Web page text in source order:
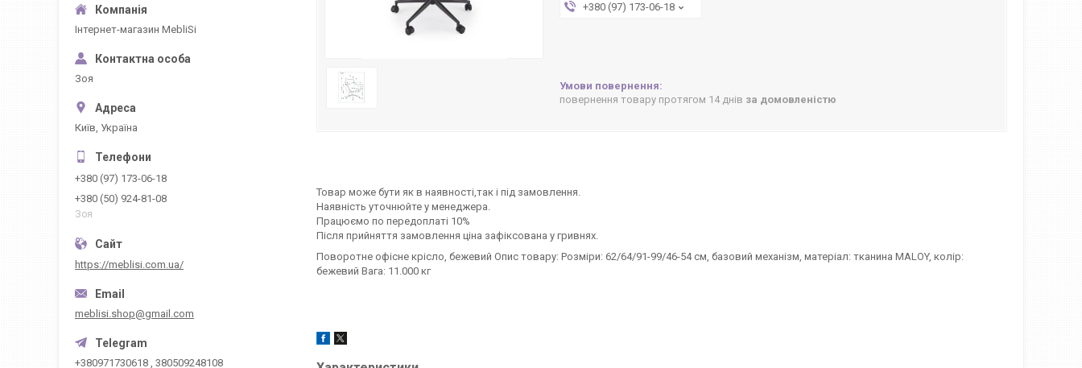
+380 (97) 173-06-18
повернення товару протягом 14 днів за домовленістю
Товар може бути як в наявності,так і під замовлення.
Наявність уточнюйте у менеджера.
Працюємо по передоплаті 10%
Після прийняття замовлення ціна зафіксована у гривнях.
Поворотне офісне крісло, бежевий Опис товару: Розміри: 62/64/91-99/46-54 см, базовий механізм, матеріал: тканина MALOY, колір:
бежевий Вага: 11.000 кг
Інтернет-магазин MebliSi
Зоя
Київ, Україна
+380 (97) 173-06-18
+380 (50) 924-81-08
Зоя
https://meblisi.com.ua/
meblisi.shop@gmail.com
+380971730618 , 380509248108